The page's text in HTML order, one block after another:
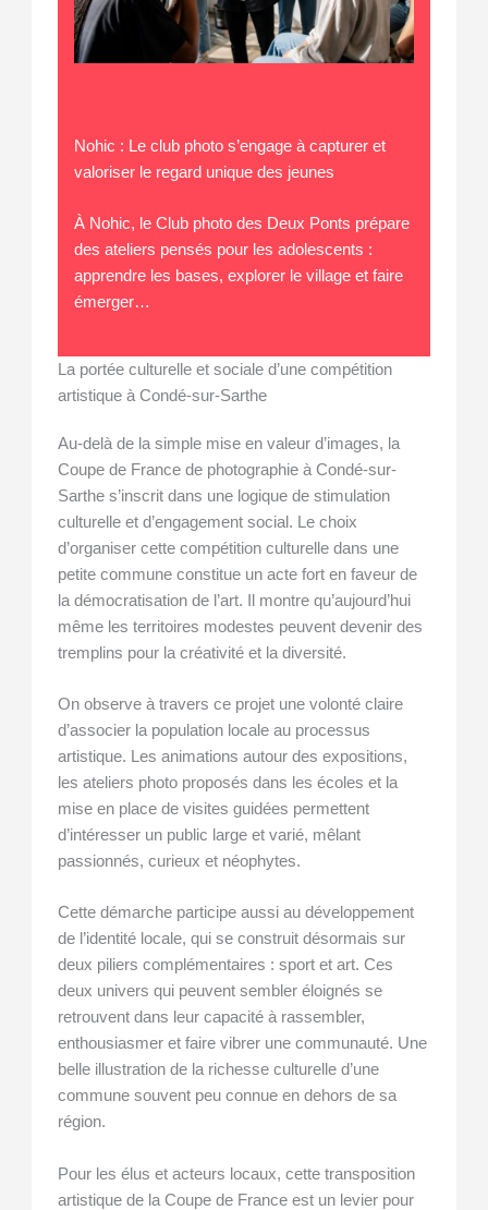
Nohic : Le club photo s’engage à capturer et
valoriser le regard unique des jeunes
À Nohic, le Club photo des Deux Ponts prépare
des ateliers pensés pour les adolescents :
apprendre les bases, explorer le village et faire
émerger…
La portée culturelle et sociale d’une compétition
artistique à Condé-sur-Sarthe
Au-delà de la simple mise en valeur d’images, la
Coupe de France de photographie à Condé-sur-
Sarthe s’inscrit dans une logique de stimulation
culturelle et d’engagement social. Le choix
d’organiser cette compétition culturelle dans une
petite commune constitue un acte fort en faveur de
la démocratisation de l’art. Il montre qu’aujourd’hui
même les territoires modestes peuvent devenir des
tremplins pour la créativité et la diversité.
On observe à travers ce projet une volonté claire
d’associer la population locale au processus
artistique. Les animations autour des expositions,
les ateliers photo proposés dans les écoles et la
mise en place de visites guidées permettent
d’intéresser un public large et varié, mêlant
passionnés, curieux et néophytes.
Cette démarche participe aussi au développement
de l’identité locale, qui se construit désormais sur
deux piliers complémentaires : sport et art. Ces
deux univers qui peuvent sembler éloignés se
retrouvent dans leur capacité à rassembler,
enthousiasmer et faire vibrer une communauté. Une
belle illustration de la richesse culturelle d’une
commune souvent peu connue en dehors de sa
région.
Pour les élus et acteurs locaux, cette transposition
artistique de la Coupe de France est un levier pour